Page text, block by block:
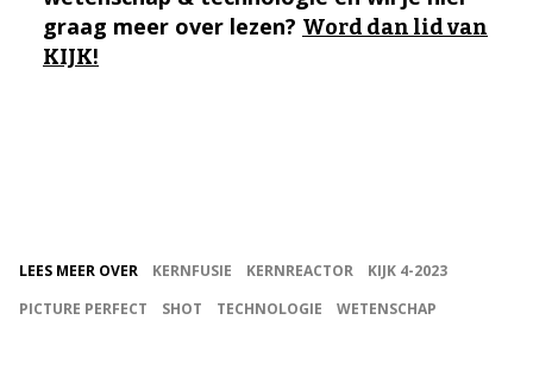
graag meer over lezen? Word dan lid van
KIJK!
LEES MEER OVER KERNFUSIE KERNREACTOR
KIJK 4-2023
PICTURE PERFECT
SHOT TECHNOLOGIE WETENSCHAP